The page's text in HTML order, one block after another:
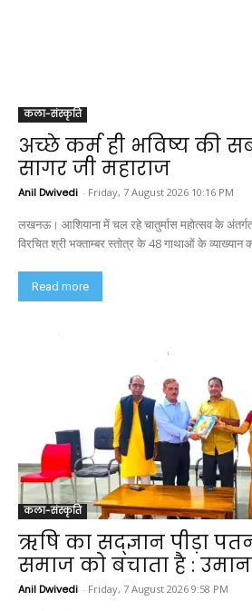
कला-संस्कृति
अच्छे कर्म ही भविष्य की
सागर जी महाराज
Anil Dwivedi - Friday, 7 August 2026 10:16 PM
लखनऊ। आशियाना में चल रहे चातुर्मास महोत्सव के अंतर्गत
विरचित श्री भक्ताम्बर स्तोत्र के 48 गाथाओं के व्याख्यान
Read more
कला-संस्कृति
ऋषि का सद्ज्ञान पीड़ा
समाज को बचाता है :
Anil Dwivedi - Friday, 7 August 2026 9:58 PM